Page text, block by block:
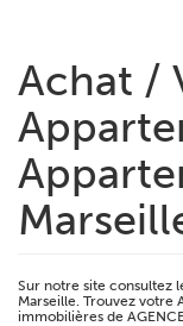
Achat /
Sur notre site consultez
Marseille. Trouvez votre
immobilières de